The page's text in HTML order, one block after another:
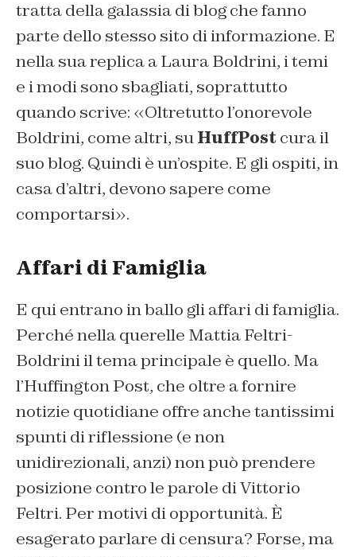
tratta della galassia di blog che fanno
parte dello stesso sito di informazione. E
nella sua replica a Laura Boldrini, i temi
e i modi sono sbagliati, soprattutto
quando scrive: «Oltretutto l’onorevole
Boldrini, come altri, suHuffPost cura il
suo blog. Quindi è un’ospite. E gli ospiti, in
casa d’altri, devono sapere come
comportarsi».
Affari di Famiglia
E qui entrano in ballo gli affari di famiglia.
Perché nella querelle Mattia Feltri-
Boldrini il tema principale è quello. Ma
l’Huffington Post, che oltre a fornire
notizie quotidiane offre anche tantissimi
spunti di riflessione (e non
unidirezionali, anzi) non può prendere
posizione contro le parole di Vittorio
Feltri. Per motivi di opportunità. È
esagerato parlare di censura? Forse, ma